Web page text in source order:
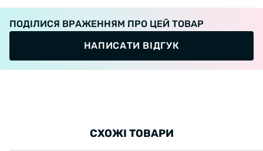
ПОДІЛИСЯ ВРАЖЕННЯМ ПРО ЦЕЙ ТОВАР
НАПИСАТИ ВІДГУК
СХОЖІ ТОВАРИ